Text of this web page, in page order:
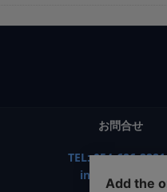
お問合せ
TEL: 054-686-2281
info@airou.jp